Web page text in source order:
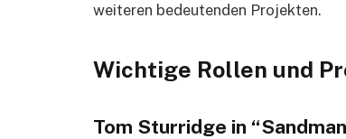
weiteren bedeutenden Projekten.
Wichtige Rollen und
Tom Sturridge in